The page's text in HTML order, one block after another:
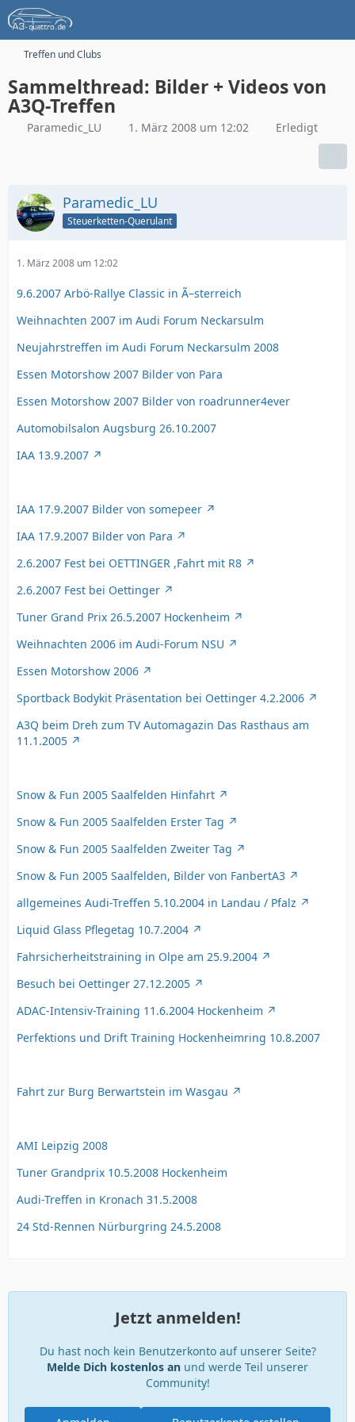
Treffen und Clubs
Sammelthread: Bilder + Videos von
A3Q-Treffen
Paramedic_LU 1. März 2008 um 12:02 Erledigt
Paramedic_LU
Steuerketten-Querulant
1. März 2008 um 12:02
9.6.2007 Arbö-Rallye Classic in Ã–sterreich
Weihnachten 2007 im Audi Forum Neckarsulm
Neujahrstreffen im Audi Forum Neckarsulm 2008
Essen Motorshow 2007 Bilder von Para
Essen Motorshow 2007 Bilder von roadrunner4ever
Automobilsalon Augsburg 26.10.2007
IAA 13.9.2007
IAA 17.9.2007 Bilder von somepeer
IAA 17.9.2007 Bilder von Para
2.6.2007 Fest bei OETTINGER ,Fahrt mit R8
2.6.2007 Fest bei Oettinger
Tuner Grand Prix 26.5.2007 Hockenheim
Weihnachten 2006 im Audi-Forum NSU
Essen Motorshow 2006
Sportback Bodykit Präsentation bei Oettinger 4.2.2006
A3Q beim Dreh zum TV Automagazin Das Rasthaus am
11.1.2005
Snow & Fun 2005 Saalfelden Hinfahrt
Snow & Fun 2005 Saalfelden Erster Tag
Snow & Fun 2005 Saalfelden Zweiter Tag
Snow & Fun 2005 Saalfelden, Bilder von FanbertA3
allgemeines Audi-Treffen 5.10.2004 in Landau / Pfalz
Liquid Glass Pflegetag 10.7.2004
Fahrsicherheitstraining in Olpe am 25.9.2004
Besuch bei Oettinger 27.12.2005
ADAC-Intensiv-Training 11.6.2004 Hockenheim
Perfektions und Drift Training Hockenheimring 10.8.2007
Fahrt zur Burg Berwartstein im Wasgau
AMI Leipzig 2008
Tuner Grandprix 10.5.2008 Hockenheim
Audi-Treffen in Kronach 31.5.2008
24 Std-Rennen Nürburgring 24.5.2008
Jetzt anmelden!
Du hast noch kein Benutzerkonto auf unserer Seite?
Melde Dich kostenlos an und werde Teil unserer
Community!